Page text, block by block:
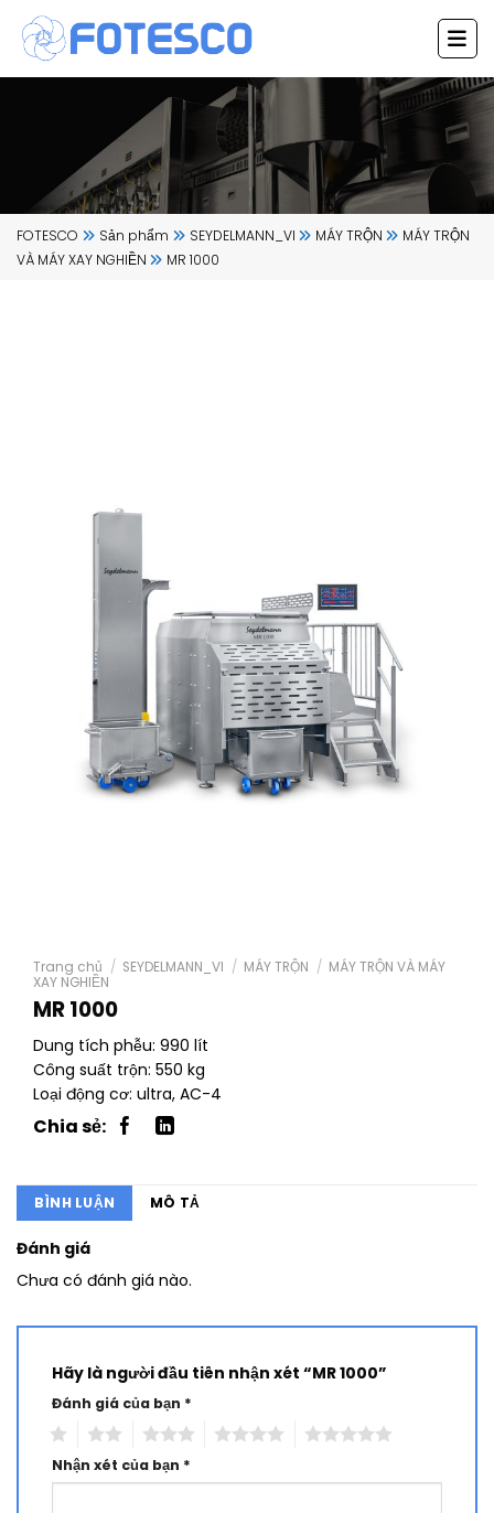
Chuyển
đến
dung
FOTESCO Sản phẩm SEYDELMANN_VI MÁY TRỘN
MÁY TRỘN
VÀ MÁY XAY NGHIỀN
MR 1000
Trang chủ / SEYDELMANN_VI / MÁY TRỘN / MÁY TRỘN VÀ MÁY
XAY NGHIỀN
MR 1000
Dung tích phễu: 990 lít
Công suất trộn: 550 kg
Loại động cơ: ultra, AC-4
BÌNH LUẬN MÔ TẢ
Đánh giá
Chưa có đánh giá nào.
Hãy là người đầu tiên nhận xét “MR 1000”
Đánh giá của bạn *
Nhận xét của bạn *